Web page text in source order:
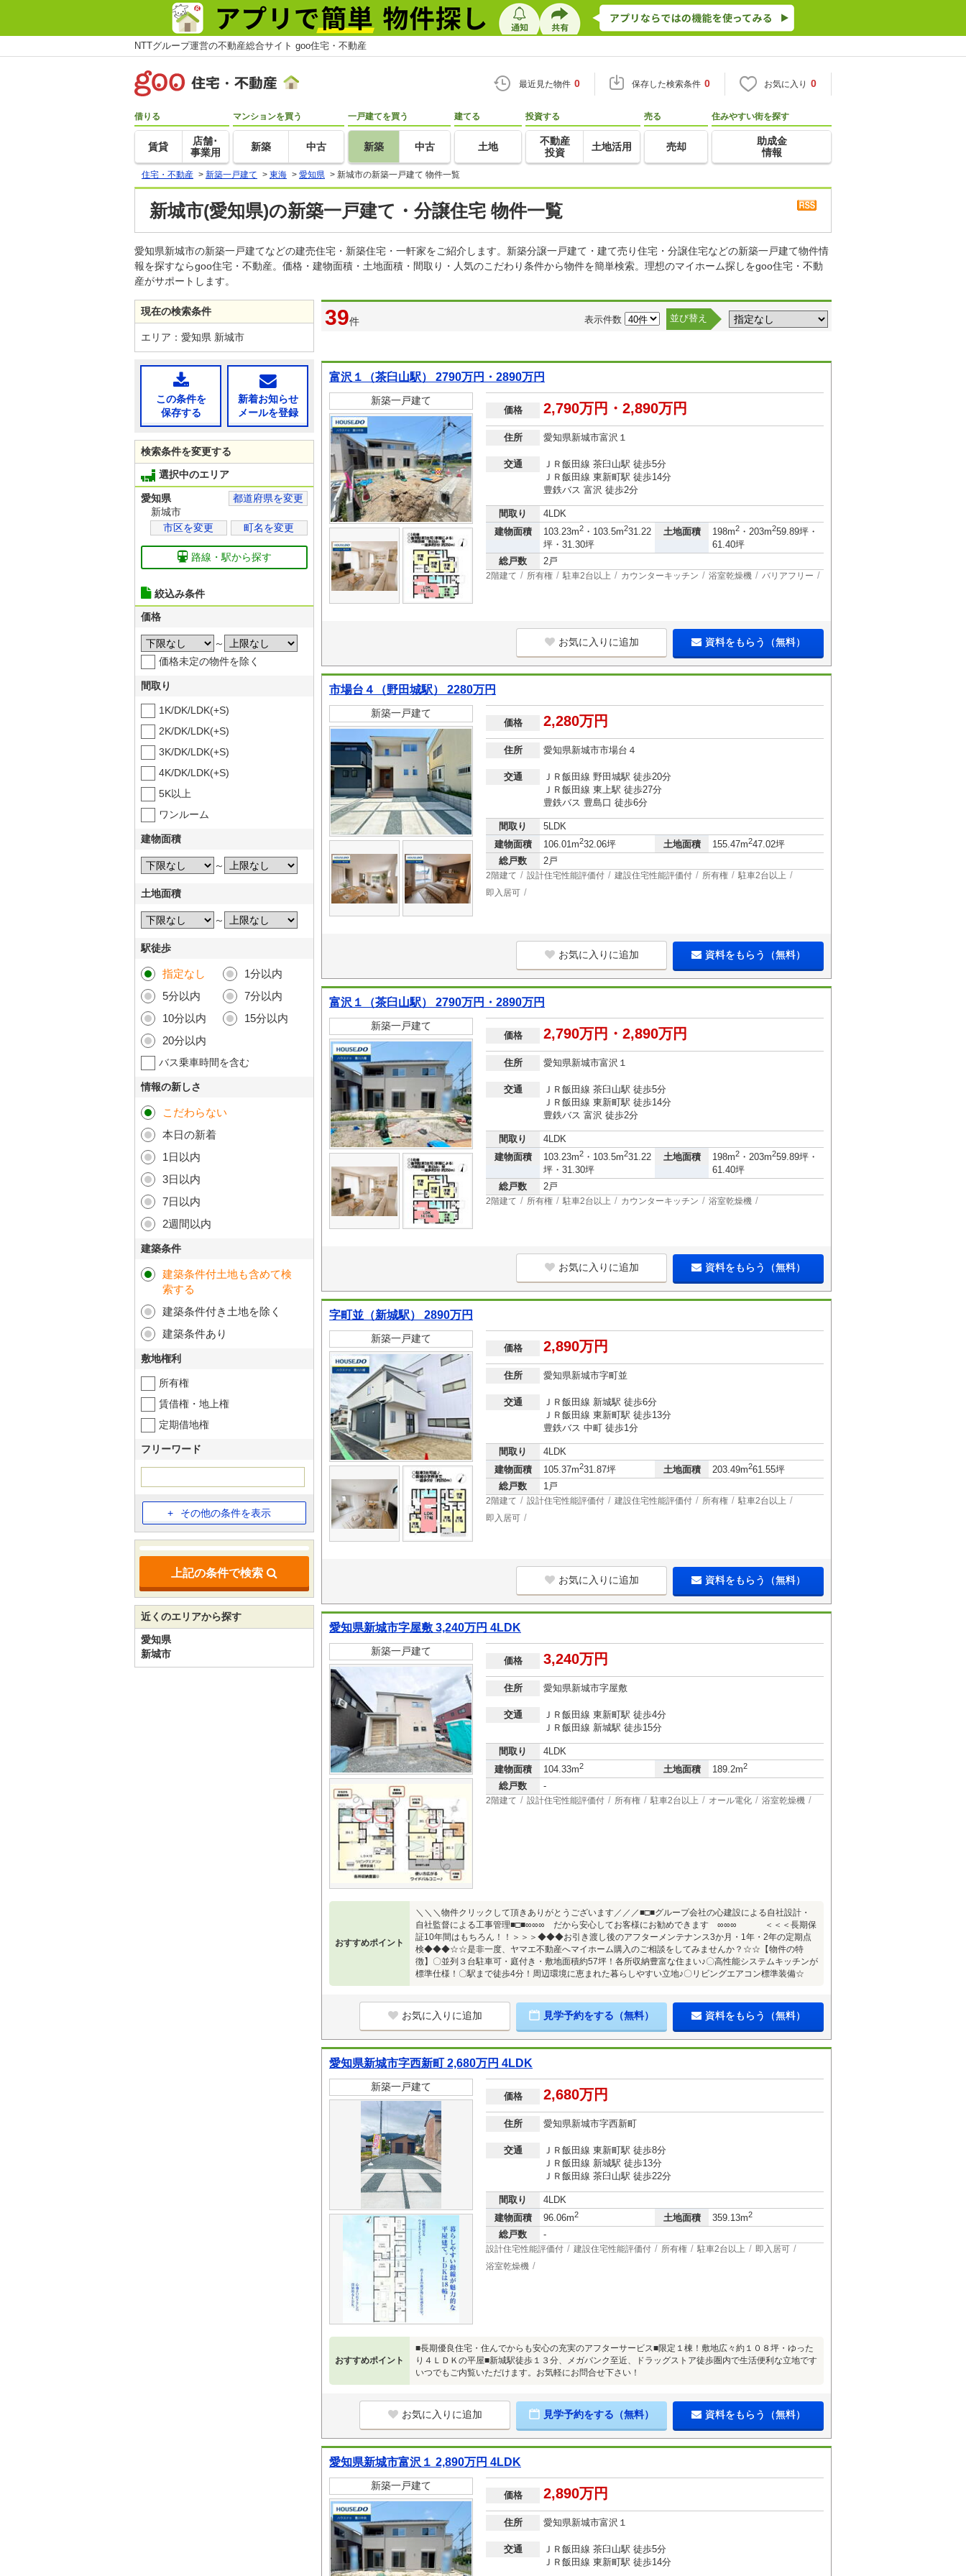
NTTグループ運営の不動産総合サイト goo住宅・不動産
最近見た物件 0 保存した検索条件 0 お気に入り 0
借りる
賃貸
店舗･
事業用
マンションを買う
新築 中古
一戸建てを買う
新築 中古
建てる
土地
投資する
不動産
投資
土地活用
売る
売却
住みやすい街を探す
助成金
情報
住宅・不動産 > 新築一戸建て > 東海 > 愛知県 > 新城市の新築一戸建て 物件一覧
新城市(愛知県)の新築一戸建て・分譲住宅 物件一覧
愛知県新城市の新築一戸建てなどの建売住宅・新築住宅・一軒家をご紹介します。新築分譲一戸建て・建て売り住宅・分譲住宅などの新築一戸建て物件情
報を探すならgoo住宅・不動産。価格・建物面積・土地面積・間取り・人気のこだわり条件から物件を簡単検索。理想のマイホーム探しをgoo住宅・不動
産がサポートします。
39件 表示件数 並び替え
富沢１（茶臼山駅） 2790万円・2890万円
新築一戸建て
価格 2,790万円・2,890万円
住所 愛知県新城市富沢１
交通
ＪＲ飯田線 茶臼山駅 徒歩5分
ＪＲ飯田線 東新町駅 徒歩14分
豊鉄バス 富沢 徒歩2分
間取り
4LDK
建物面積
103.23m2 ・103.5m231.22
坪・31.30坪
土地面積 198m2 ・203m259.89坪・
61.40坪
総戸数
2戸
2階建て 所有権 駐車2台以上 カウンターキッチン 浴室乾燥機 バリアフリー
お気に入りに追加 資料をもらう（無料）
市場台４（野田城駅） 2280万円
新築一戸建て
価格 2,280万円
住所 愛知県新城市市場台４
交通
ＪＲ飯田線 野田城駅 徒歩20分
ＪＲ飯田線 東上駅 徒歩27分
豊鉄バス 豊島口 徒歩6分
間取り
5LDK
建物面積
106.01m232.06坪 土地面積 155.47m247.02坪
総戸数
2戸
2階建て 設計住宅性能評価付 建設住宅性能評価付 所有権
駐車2台以上
即入居可
お気に入りに追加 資料をもらう（無料）
富沢１（茶臼山駅） 2790万円・2890万円
新築一戸建て
価格 2,790万円・2,890万円
住所 愛知県新城市富沢１
交通
ＪＲ飯田線 茶臼山駅 徒歩5分
ＪＲ飯田線 東新町駅 徒歩14分
豊鉄バス 富沢 徒歩2分
間取り
4LDK
建物面積
103.23m2 ・103.5m231.22
坪・31.30坪
土地面積 198m2 ・203m259.89坪・
61.40坪
総戸数
2戸
2階建て 所有権 駐車2台以上 カウンターキッチン 浴室乾燥機
お気に入りに追加 資料をもらう（無料）
字町並（新城駅） 2890万円
新築一戸建て
価格 2,890万円
住所 愛知県新城市字町並
交通
ＪＲ飯田線 新城駅 徒歩6分
ＪＲ飯田線 東新町駅 徒歩13分
豊鉄バス 中町 徒歩1分
間取り
4LDK
建物面積
105.37m231.87坪 土地面積 203.49m261.55坪
総戸数
1戸
2階建て 設計住宅性能評価付 建設住宅性能評価付 所有権
駐車2台以上
即入居可
お気に入りに追加 資料をもらう（無料）
愛知県新城市字屋敷 3,240万円 4LDK
新築一戸建て
価格 3,240万円
住所 愛知県新城市字屋敷
交通
ＪＲ飯田線 東新町駅 徒歩4分
ＪＲ飯田線 新城駅 徒歩15分
間取り
4LDK
建物面積
104.33m2 土地面積 189.2m2
総戸数 -
2階建て 設計住宅性能評価付 所有権 駐車2台以上 オール電化 浴室乾燥機
おすすめポイント
＼＼＼物件クリックして頂きありがとうございます／／／■□■グループ会社の心建設による自社設計・
自社監督による工事管理■□■∞∞∞ だから安心してお客様にお勧めできます ∞∞∞ ＜＜＜長期保
証10年間はもちろん！！＞＞＞◆◆◆お引き渡し後のアフターメンテナンス3か月・1年・2年の定期点
検◆◆◆☆☆是非一度、ヤマエ不動産へマイホーム購入のご相談をしてみませんか？☆☆【物件の特
徴】〇並列３台駐車可・庭付き・敷地面積約57坪！各所収納豊富な住まい♪〇高性能システムキッチンが
標準仕様！〇駅まで徒歩4分！周辺環境に恵まれた暮らしやすい立地♪〇リビングエアコン標準装備☆
お気に入りに追加 見学予約をする（無料） 資料をもらう（無料）
愛知県新城市字西新町 2,680万円 4LDK
新築一戸建て
価格 2,680万円
住所 愛知県新城市字西新町
交通
ＪＲ飯田線 東新町駅 徒歩8分
ＪＲ飯田線 新城駅 徒歩13分
ＪＲ飯田線 茶臼山駅 徒歩22分
間取り
4LDK
建物面積
96.06m2 土地面積 359.13m2
総戸数 -
設計住宅性能評価付 建設住宅性能評価付 所有権 駐車2台以上
即入居可
浴室乾燥機
おすすめポイント
■長期優良住宅・住んでからも安心の充実のアフターサービス■限定１棟！敷地広々約１０８坪・ゆった
り４ＬＤＫの平屋■新城駅徒歩１３分、メガバンク至近、ドラッグストア徒歩圏内で生活便利な立地です
いつでもご内覧いただけます。お気軽にお問合せ下さい！
お気に入りに追加 見学予約をする（無料） 資料をもらう（無料）
愛知県新城市富沢１ 2,890万円 4LDK
新築一戸建て
価格 2,890万円
住所 愛知県新城市富沢１
交通
ＪＲ飯田線 茶臼山駅 徒歩5分
ＪＲ飯田線 東新町駅 徒歩14分
現在の検索条件
エリア：愛知県 新城市
この条件を
保存する
新着お知らせ
メールを登録
検索条件を変更する
選択中のエリア
愛知県
都道府県を変更
新城市
市区を変更
町名を変更
路線・駅から探す
絞込み条件
価格
～
価格未定の物件を除く
間取り
1K/DK/LDK(+S)
2K/DK/LDK(+S)
3K/DK/LDK(+S)
4K/DK/LDK(+S)
5K以上
ワンルーム
建物面積
～
土地面積
～
駅徒歩
指定なし
1分以内
5分以内
7分以内
10分以内
15分以内
20分以内
バス乗車時間を含む
情報の新しさ
こだわらない
本日の新着
1日以内
3日以内
7日以内
2週間以内
建築条件
建築条件付土地も含めて検
索する
建築条件付き土地を除く
建築条件あり
敷地権利
所有権
賃借権・地上権
定期借地権
フリーワード
その他の条件を表示
上記の条件で検索
近くのエリアから探す
愛知県
新城市